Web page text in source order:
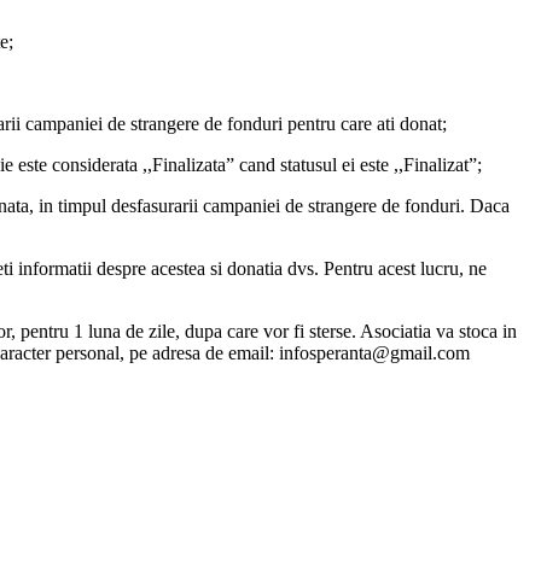
campaniei de strangere de fonduri pentru care ati donat;
considerata ,,Finalizata” cand statusul ei este ,,Finalizat”;
in timpul desfasurarii campaniei de strangere de fonduri. Daca
informatii despre acestea si donatia dvs. Pentru acest lucru, ne
pentru 1 luna de zile, dupa care vor fi sterse. Asociatia va stoca in
personal, pe adresa de email: infosperanta@gmail.com